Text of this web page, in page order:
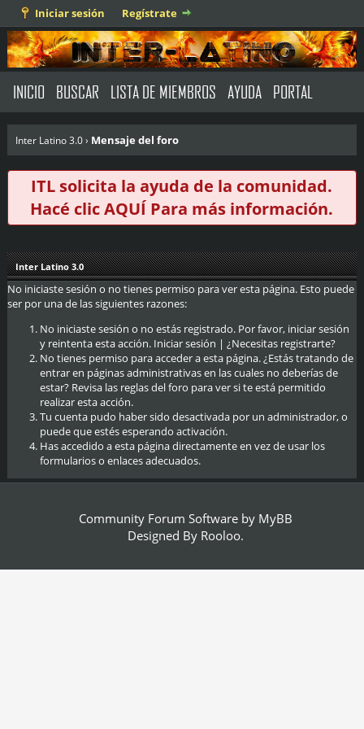
Iniciar sesión Regístrate
INICIO BUSCAR LISTA DE MIEMBROS AYUDA PORTAL
Inter Latino 3.0› Mensaje del foro
ITL solicita la ayuda de la comunidad.
Hacé clicAQUÍ Para más información.
Inter Latino 3.0
No iniciaste sesión o no tienes permiso para ver esta página. Esto puede
ser por una de las siguientes razones:
No iniciaste sesión o no estás registrado. Por favor, iniciar sesión
y reintenta esta acción. Iniciar sesión | ¿Necesitas registrarte?
No tienes permiso para acceder a esta página. ¿Estás tratando de
entrar en páginas administrativas en las cuales no deberías de
estar? Revisa las reglas del foro para ver si te está permitido
realizar esta acción.
Tu cuenta pudo haber sido desactivada por un administrador, o
puede que estés esperando activación.
Has accedido a esta página directamente en vez de usar los
formularios o enlaces adecuados.
Community Forum Software by MyBB
Designed By Rooloo.